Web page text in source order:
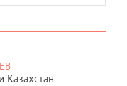
Казахстан